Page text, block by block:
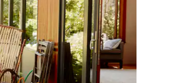
ou en appuyant et en faisant glisser.